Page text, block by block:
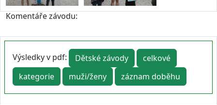
Komentáře závodu:
Výsledky v pdf: Dětské závody
celkové
kategorie
muži/ženy záznam doběhu